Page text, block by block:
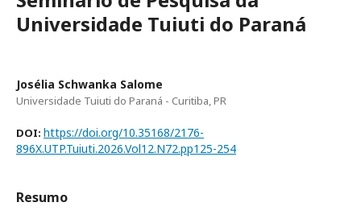
Universidade Tuiuti do Paraná
Josélia Schwanka Salome
Universidade Tuiuti do Paraná - Curitiba, PR
DOI: https://doi.org/10.35168/2176-
896X.UTP.Tuiuti.2026.Vol12.N72.pp125-254
Resumo